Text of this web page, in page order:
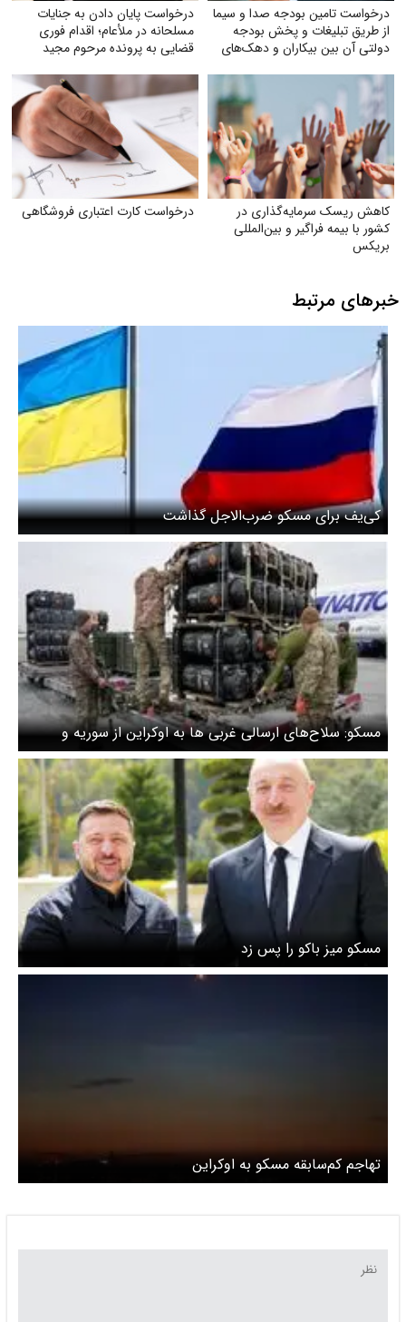
درخواست تامین بودجه صدا و سیما
از طریق تبلیغات و پخش بودجه
دولتی آن بین بیکاران و دهک‌های
درخواست پایان دادن به جنایات
مسلحانه در ملأعام؛ اقدام فوری
قضایی به پرونده مرحوم مجید
کاهش ریسک سرمایه‌گذاری در
کشور با بیمه فراگیر و بین‌المللی
بریکس
درخواست کارت اعتباری فروشگاهی
خبرهای مرتبط
کی‌یف برای مسکو ضرب‌الاجل گذاشت
مسکو: سلاح‌های ارسالی غربی ها به اوکراین از سوریه و
آفریقا سر درآورد
مسکو میز باکو را پس زد
‌تهاجم کم‌سابقه مسکو به اوکراین